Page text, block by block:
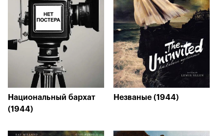
Национальный бархат
(1944)
Незваные (1944)